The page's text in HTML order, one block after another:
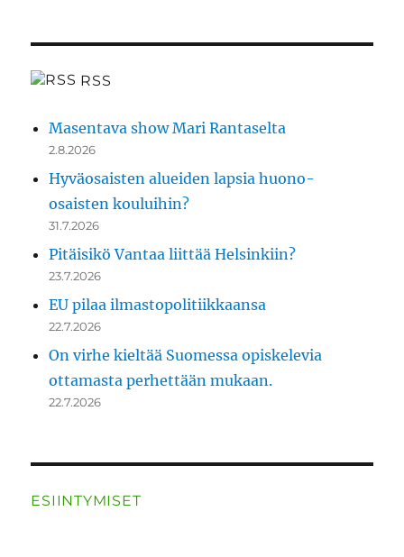
RSS
Masentava show Mari Rantaselta
2.8.2026
Hyväosaisten alueiden lapsia huono-
osaisten kouluihin?
31.7.2026
Pitäisikö Vantaa liittää Helsinkiin?
23.7.2026
EU pilaa ilmastopolitiikkaansa
22.7.2026
On virhe kieltää Suomessa opiskelevia
ottamasta perhettään mukaan.
22.7.2026
ESIINTYMISET